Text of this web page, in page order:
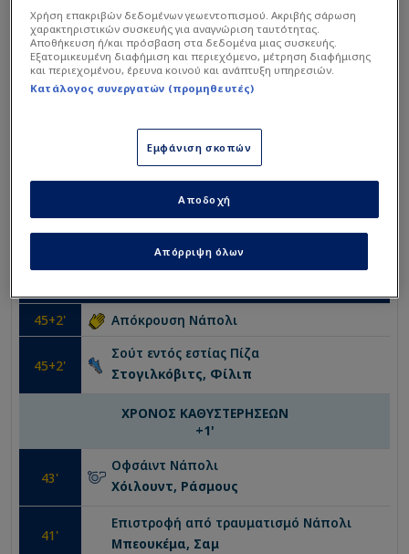
50
Χόιλουντ, Ράσμους
50' Ελεύθερο Νάπολι
Σουτ εκτός εστίας Πίζα
Κόρνερ Πίζα
48' Επαναφορά Πίζα
ΕΝΑΡΞΗ ΠΕΡΙΟΔΟΥ
45+2' Απόκρουση Νάπολι
45+2'
Σούτ εντός εστίας Πίζα
Στογιλκόβιτς, Φίλιπ
ΧΡΟΝΟΣ ΚΑΘΥΣΤΕΡΗΣΕΩΝ
+1'
43'
Οφσάιντ Νάπολι
Χόιλουντ, Ράσμους
41 '
Επιστροφή από τραυματισμό Νάπολι
Μπεουκέμα, Σαμ
Χρήση επακριβών δεδομένων γεωεντοπισμού. Ακριβής σάρωση
χαρακτηριστικών συσκευής για αναγνώριση ταυτότητας.
Αποθήκευση ή/και πρόσβαση στα δεδομένα μιας συσκευής.
Εξατομικευμένη διαφήμιση και περιεχόμενο, μέτρηση διαφήμισης
και περιεχομένου, έρευνα κοινού και ανάπτυξη υπηρεσιών.
Κατάλογος συνεργατών (προμηθευτές)
Εμφάνιση σκοπών
Απόρριψη όλων
Αποδοχή